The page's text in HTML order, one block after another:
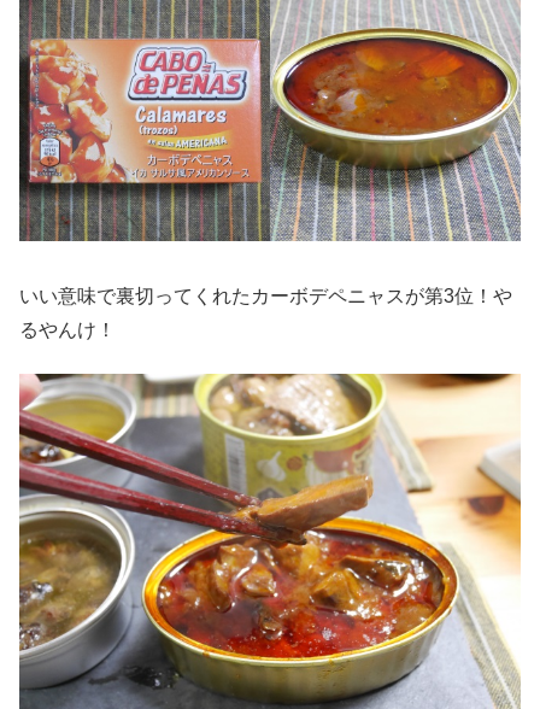
いい意味で裏切ってくれたカーボデペニャスが第3位！や
るやんけ！